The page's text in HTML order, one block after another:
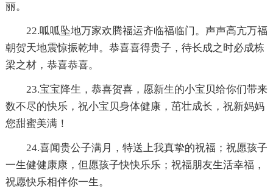
丽。
22.呱呱坠地万家欢腾福运齐临福临门。声声高亢万福
朝贺天地震惊振乾坤。恭喜喜得贵子，待长成之时必成栋
梁之材，恭喜恭喜。
23.宝宝降生，恭喜贺喜，愿新生的小宝贝给你们带来
数不尽的快乐，祝小宝贝身体健康，茁壮成长，祝新妈妈
您甜蜜美满！
24.喜闻贵公子满月，特送上我真挚的祝福；祝愿孩子
一生健健康康，但愿孩子快快乐乐；祝福朋友生活幸福，
祝愿快乐相伴你一生。